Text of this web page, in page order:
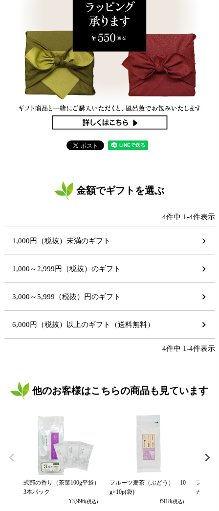
金額でギフトを選ぶ
4件中 1-4件表示
1,000円（税抜）未満のギフト
1,000～2,999円（税抜）のギフト
3,000～5,999（税抜）円のギフト
6,000円（税抜）以上のギフト（送料無料）
4件中 1-4件表示
他のお客様はこちらの商品も見ています
式部の香り（茶葉100g平袋）
3本パック
¥3,996(税込)
フルーツ麦茶（ぶどう） 10
g×10p(袋)
¥918(税込)
フルー
カット